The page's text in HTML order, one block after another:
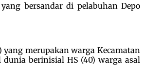
bersandar di pelabuhan Depo
yang merupakan warga Kecamatan
dunia berinisial HS (40) warga asal